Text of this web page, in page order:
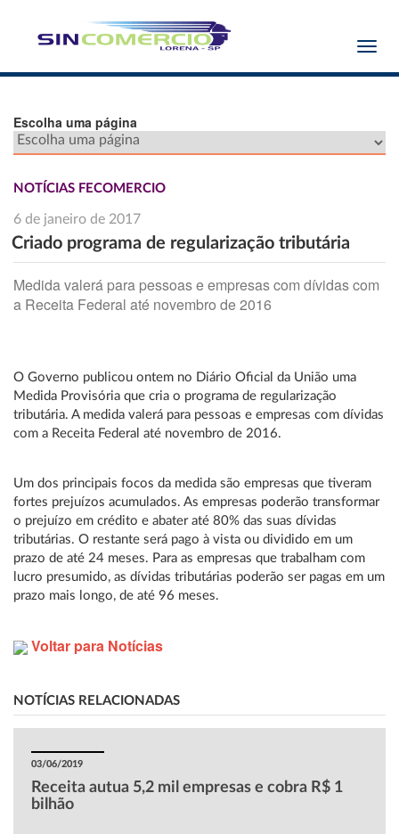
Escolha uma página
NOTÍCIAS FECOMERCIO
6 de janeiro de 2017
Criado programa de regularização tributária
Medida valerá para pessoas e empresas com dívidas com
a Receita Federal até novembro de 2016
O Governo publicou ontem no Diário Oficial da União uma
Medida Provisória que cria o programa de regularização
tributária. A medida valerá para pessoas e empresas com dívidas
com a Receita Federal até novembro de 2016.
Um dos principais focos da medida são empresas que tiveram
fortes prejuízos acumulados. As empresas poderão transformar
o prejuízo em crédito e abater até 80% das suas dívidas
tributárias. O restante será pago à vista ou dividido em um
prazo de até 24 meses. Para as empresas que trabalham com
lucro presumido, as dívidas tributárias poderão ser pagas em um
prazo mais longo, de até 96 meses.
Voltar para Notícias
NOTÍCIAS RELACIONADAS
03/06/2019
Receita autua 5,2 mil empresas e cobra R$ 1
bilhão